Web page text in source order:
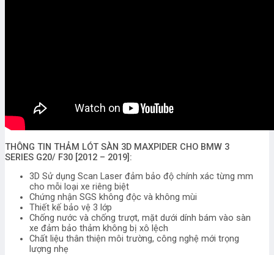
THÔNG TIN THẢM LÓT SÀN 3D MAXPIDER CHO BMW 3
SERIES G20/ F30 [2012 – 2019]:
3D Sử dụng Scan Laser đảm bảo độ chính xác từng mm
cho mỗi loại xe riêng biệt
Chứng nhận SGS không độc và không mùi
Thiết kế bảo vệ 3 lớp
Chống nước và chống trượt, mặt dưới dính bám vào sàn
xe đảm bảo thảm không bị xô lệch
Chất liệu thân thiện môi trường, công nghệ mới trọng
lượng nhẹ